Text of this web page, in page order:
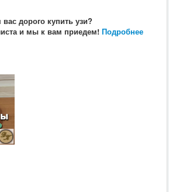
болезни
заболевания
физиология
дорого купить узи?
и мы к вам приедем! Подробнее